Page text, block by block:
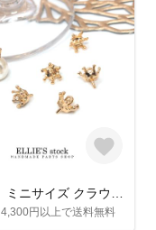
4,300円以上で送料無料